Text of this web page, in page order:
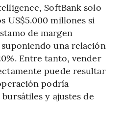
SoftBank solo
US$5.000 millones si
de margen
una relación
Entre tanto, vender
puede resultar
podría
y ajustes de